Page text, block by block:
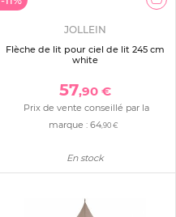
JOLLEIN
Flèche de lit pour ciel de lit 245 cm
white
57,90 €
Prix de vente conseillé par la
marque : 64,90 €
En stock